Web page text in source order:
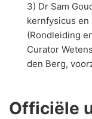
3) Dr Sam
kernfysicus en
(Rondleiding
Curator
den Berg,
Officiële